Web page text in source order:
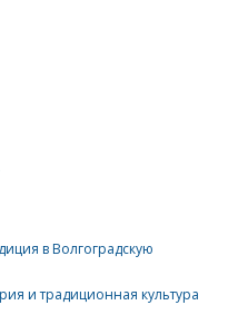
в Волгоградскую
и традиционная культура